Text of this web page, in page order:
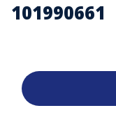
101990661